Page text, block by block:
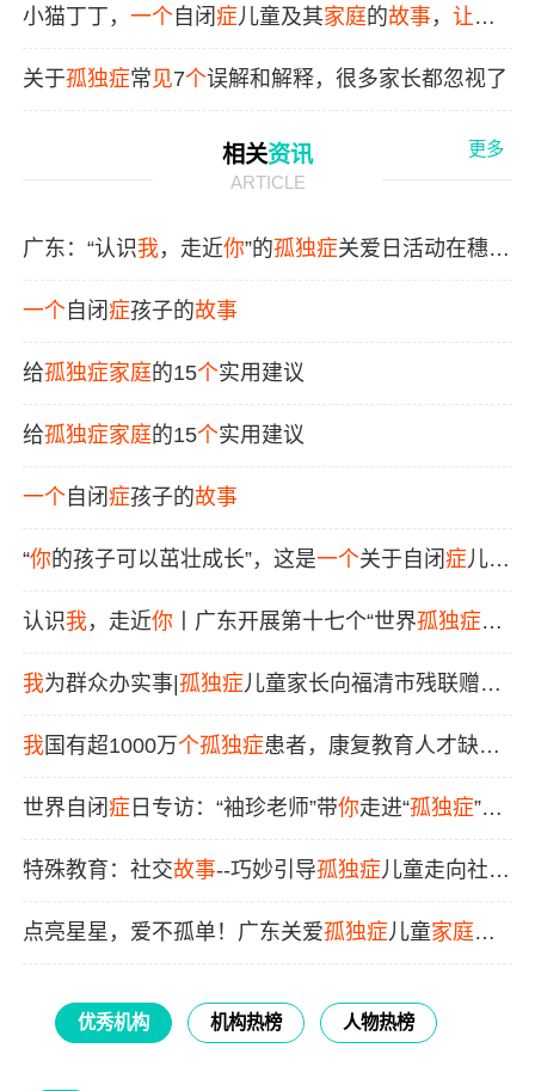
症状！
小猫丁丁，一个自闭症儿童及其家庭的故事 ，让 孩
子学会接受不同，学会尊重和关爱。
关于孤独症常 见7个误解和解释，很多家长都忽视了
相关资讯
ARTICLE
更多
广东：“认识我，走近你”的孤独症关爱日活动在穗开
展
一个 自闭症孩子的故事
给孤独症家庭的15个实用建议
给孤独症家庭的15个实用建议
一个 自闭症孩子的故事
“你的孩子可以茁壮成长”，这是一个关于自闭症儿童
被完全治愈的故事
认识我，走近你 丨广东开展第十七个“世界孤独症日”
活动，多名“星宝”体验融入幼儿园
我为群众办实事|孤独症儿童家长向福清市残联赠送
锦旗
我国有超1000万个孤独症患者，康复教育人才缺口
达30万
世界自闭症 日专访：“袖珍老师”带你走进“孤独症”孩
子的世界
特殊教育：社交故事--巧妙引导孤独症儿童走向社交
世界
点亮星星，爱不孤单！广东关爱孤独症儿童家庭六
优秀机构 机构热榜 人物热榜